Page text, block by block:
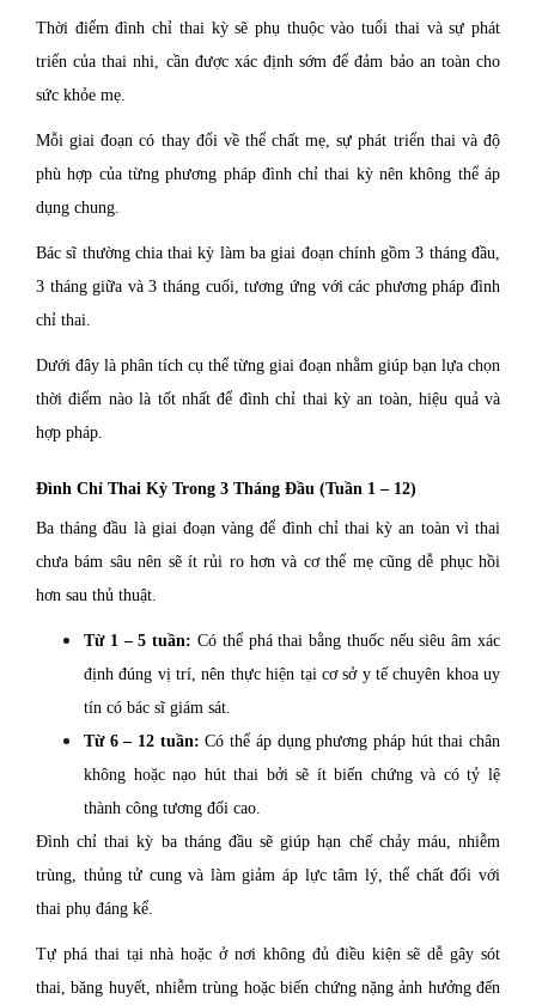
Thời điểm đình chỉ thai kỳ sẽ phụ thuộc vào tuổi thai và sự phát
triển của thai nhi, cần được xác định sớm để đảm bảo an toàn cho
sức khỏe mẹ.
Mỗi giai đoạn có thay đổi về thể chất mẹ, sự phát triển thai và độ
phù hợp của từng phương pháp đình chỉ thai kỳ nên không thể áp
dụng chung.
Bác sĩ thường chia thai kỳ làm ba giai đoạn chính gồm 3 tháng đầu,
3 tháng giữa và 3 tháng cuối, tương ứng với các phương pháp đình
chỉ thai.
Dưới đây là phân tích cụ thể từng giai đoạn nhằm giúp bạn lựa chọn
thời điểm nào là tốt nhất để đình chỉ thai kỳ an toàn, hiệu quả và
hợp pháp.
Đình Chỉ Thai Kỳ Trong 3 Tháng Đầu (Tuần 1 – 12)
Ba tháng đầu là giai đoạn vàng để đình chỉ thai kỳ an toàn vì thai
chưa bám sâu nên sẽ ít rủi ro hơn và cơ thể mẹ cũng dễ phục hồi
hơn sau thủ thuật.
Từ 1 – 5 tuần: Có thể phá thai bằng thuốc nếu siêu âm xác
định đúng vị trí, nên thực hiện tại cơ sở y tế chuyên khoa uy
tín có bác sĩ giám sát.
Từ 6 – 12 tuần: Có thể áp dụng phương pháp hút thai chân
không hoặc nạo hút thai bởi sẽ ít biến chứng và có tỷ lệ
thành công tương đối cao.
Đình chỉ thai kỳ ba tháng đầu sẽ giúp hạn chế chảy máu, nhiễm
trùng, thủng tử cung và làm giảm áp lực tâm lý, thể chất đối với
thai phụ đáng kể.
Tự phá thai tại nhà hoặc ở nơi không đủ điều kiện sẽ dễ gây sót
thai, băng huyết, nhiễm trùng hoặc biến chứng nặng ảnh hưởng đến